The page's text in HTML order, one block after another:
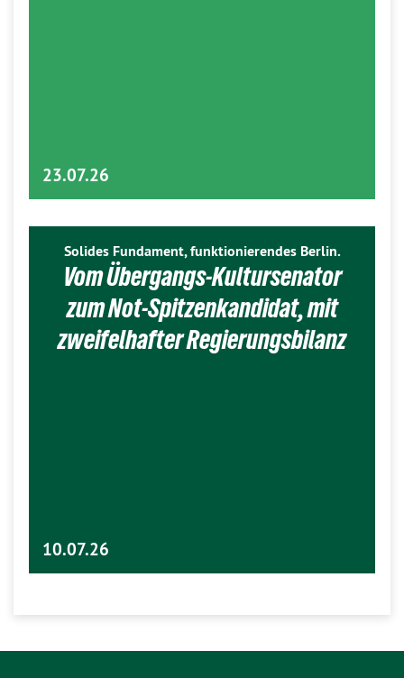
23.07.26
Solides Fundament, funktionierendes Berlin.
Vom Übergangs-Kultursenator
zum Not-Spitzenkandidat, mit
zweifelhafter Regierungsbilanz
10.07.26